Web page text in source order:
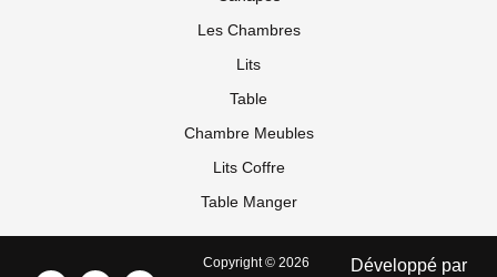
Les Chambres
Lits
Table
Chambre Meubles
Lits Coffre
Table Manger
Copyright © 2026 Développé par